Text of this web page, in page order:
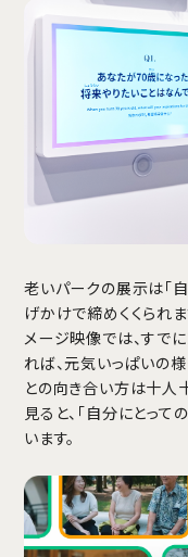
老いパークの展示は「
げかけで締めくくられ
メージ映像では、すで
れば、元気いっぱいの
との向き合い方は十人
見ると、「自分にとっ
います。